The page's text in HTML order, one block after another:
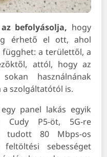
befolyásolja, hogy
érhető el ott, ahol
függhet: a területtől, a
attól, hogy az
használnának
szolgáltatótól is.
panel lakás egyik
Cudy P5-öt, 5G-re
tudott 80 Mbps-os
sebességet